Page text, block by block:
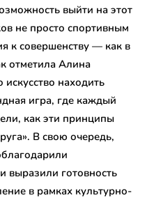
выйти на этот
не просто спортивным
к совершенству — как в
отметила Алина
находить
игра, где каждый
как эти принципы
В свою очередь,
выразили готовность
в рамках культурно-